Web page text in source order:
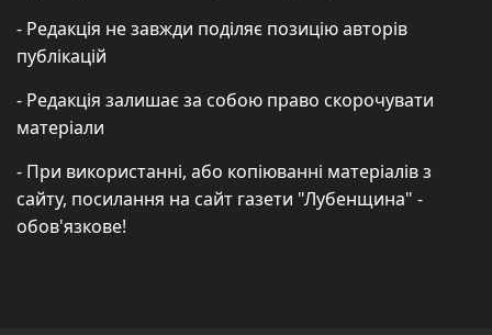
- Редакція не завжди поділяє позицію авторів
публікацій
- Редакція залишає за собою право скорочувати
матеріали
- При використанні, або копіюванні матеріалів з
сайту, посилання на сайт газети "Лубенщина" -
обов'язкове!